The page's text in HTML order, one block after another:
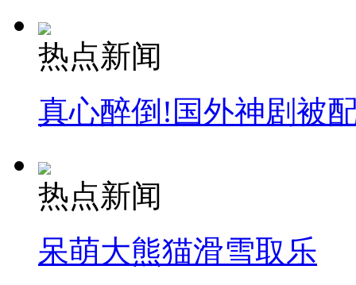
热点新闻
真心醉倒!国外神剧被
热点新闻
呆萌大熊猫滑雪取乐